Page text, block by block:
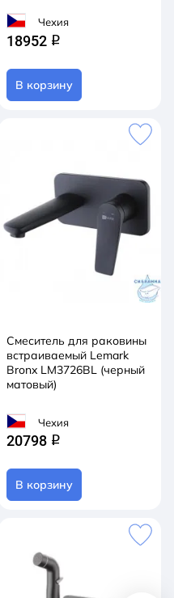
Чехия
18952 q
В корзину
Смеситель для раковины
встраиваемый Lemark
Bronx LM3726BL (черный
матовый)
Чехия
20798 q
В корзину